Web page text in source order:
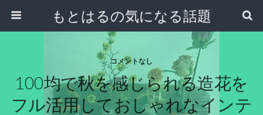
もとはるの気になる話題
コメントなし
100均で秋を感じられる造花を
フル活用しておしゃれなインテ